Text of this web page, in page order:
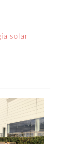
solar